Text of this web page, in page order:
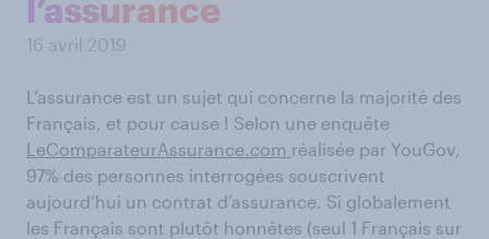
l’assurance
16 avril 2019
L’assurance est un sujet qui concerne la majorité des
Français, et pour cause ! Selon une enquête
LeComparateurAssurance.com réalisée par YouGov,
97% des personnes interrogées souscrivent
aujourd’hui un contrat d’assurance. Si globalement
les Français sont plutôt honnêtes (seul 1 Français sur